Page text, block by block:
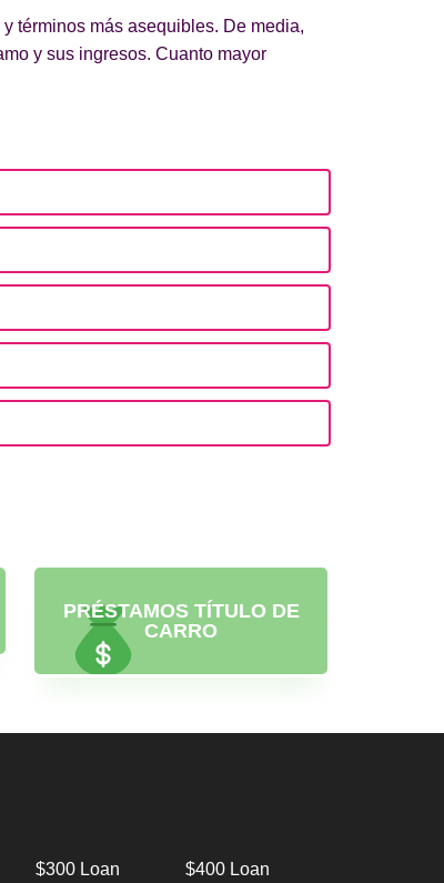
términos más asequibles. De media,
y sus ingresos. Cuanto mayor
PRÉSTAMOS TÍTULO DE
CARRO
$300 Loan $400 Loan